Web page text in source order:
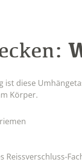
ist diese
Körper.
Reissverschluss-